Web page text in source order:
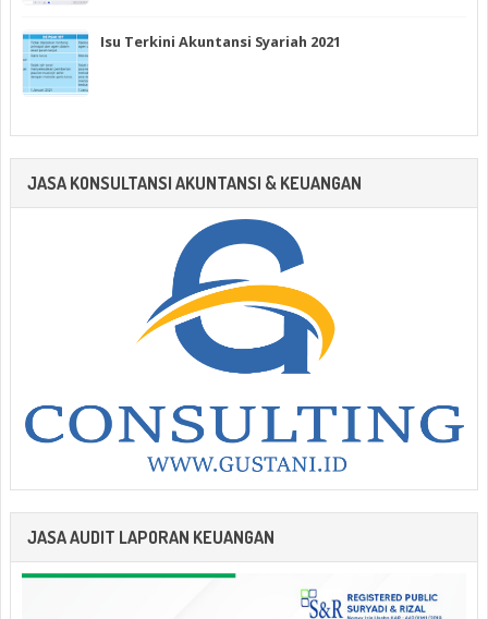
Isu Terkini Akuntansi Syariah 2021
JASA KONSULTANSI AKUNTANSI & KEUANGAN
JASA AUDIT LAPORAN KEUANGAN